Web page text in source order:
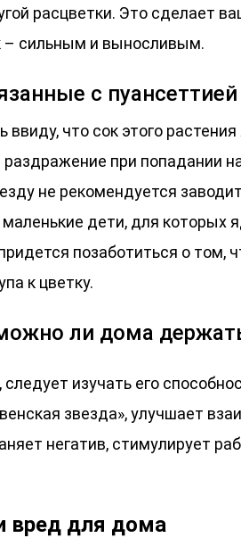
расцветки. Это сделает
– сильным и выносливым.
с пуансеттией
что сок этого
при попадании
не рекомендуется
дети, для которых
позаботиться о том,
к цветку.
ли дома
изучать его
звезда», улучшает
негатив, стимулирует
вред для дома